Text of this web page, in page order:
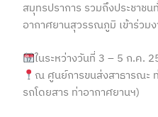
สมุทรปราการ รวมถึงประชาชน
อากาศยานสุวรรณภูมิ เข้าร่วม
ในระหว่างวันที่ 3 – 5 ก.ค.
ณ ศูนย์การขนส่งสาธารณะ
รถโดยสาร ท่าอากาศยานฯ)